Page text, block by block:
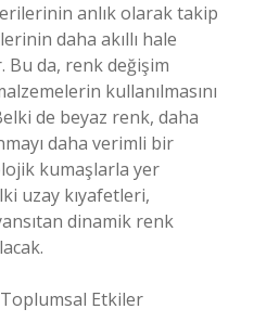
anlık olarak takip
daha akıllı hale
da, renk değişim
kullanılmasını
de beyaz renk, daha
daha verimli bir
kumaşlarla yer
uzay kıyafetleri,
dinamik renk
Toplumsal Etkiler